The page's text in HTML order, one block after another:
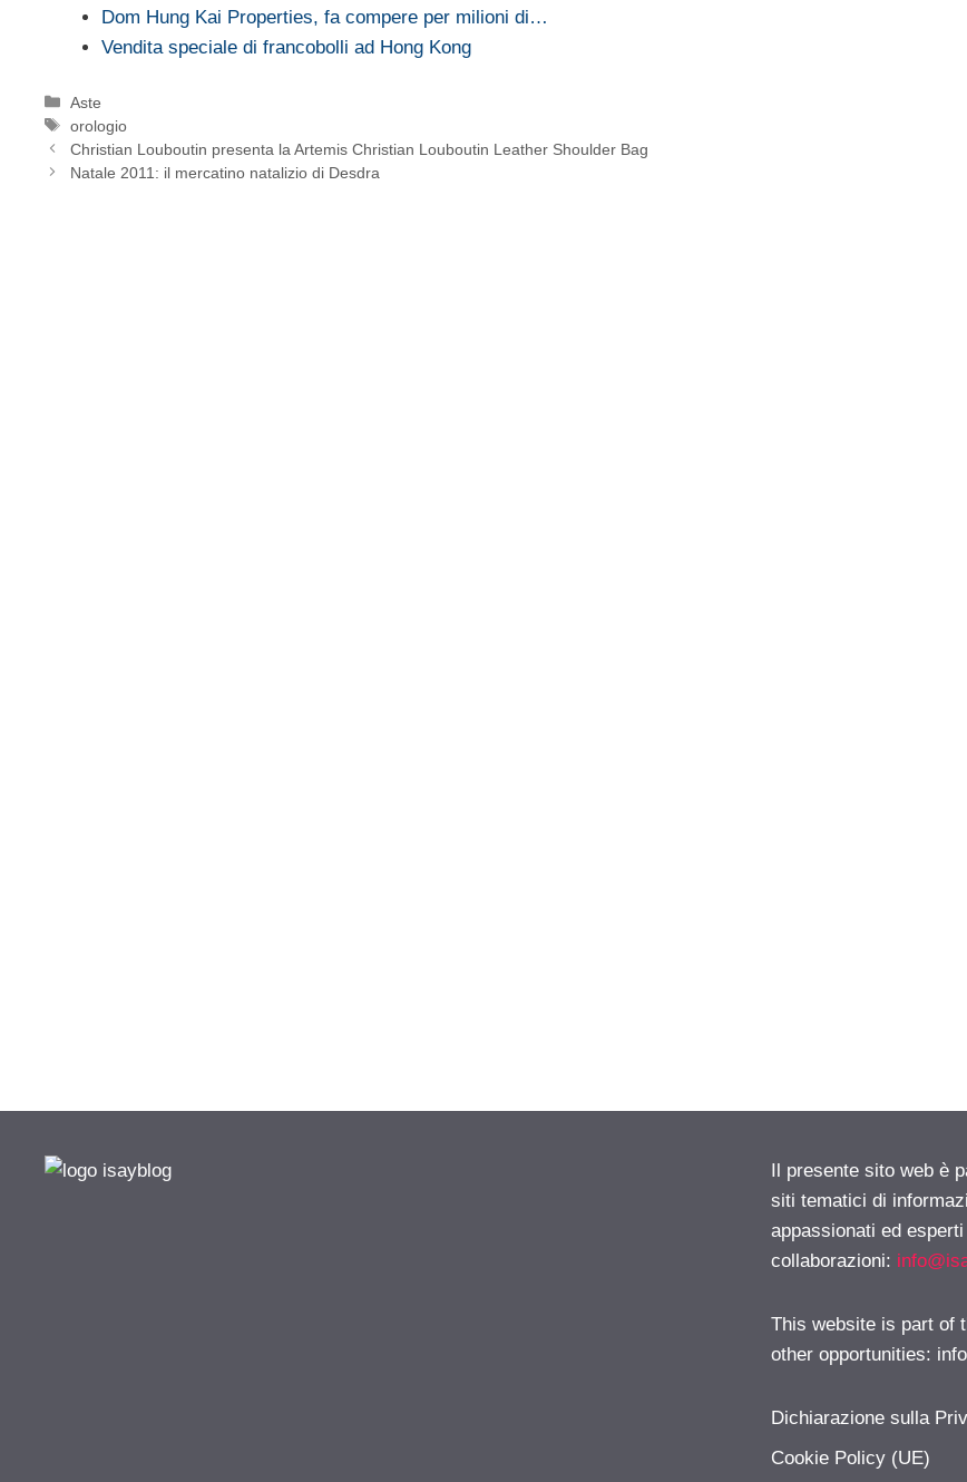
Dom Hung Kai Properties, fa compere per milioni di…
Vendita speciale di francobolli ad Hong Kong
Categorie
Aste
Tag
orologio
Christian Louboutin presenta la Artemis Christian Louboutin Leather Shoulder Bag
Natale 2011: il mercatino natalizio di Desdra
Il presente sito web è
siti tematici di
appassionati ed
collaborazioni:
This website is part of
other opportunities:
Dichiarazione sulla
Cookie Policy (UE)